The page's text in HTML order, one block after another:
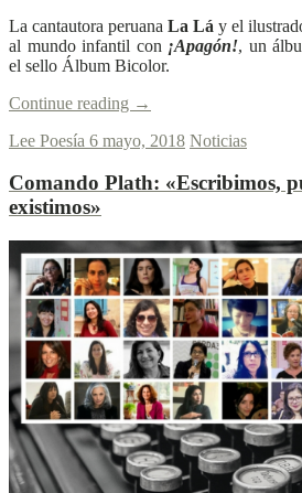
La cantautora peruana La Lá y el
al mundo infantil con ¡Apagón!, un
el sello Álbum Bicolor.
Continue reading →
Lee Poesía 6 mayo, 2018 Noticias
Comando Plath: «Escribimos,
existimos»